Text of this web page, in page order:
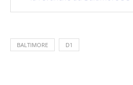
BALTIMORE D1